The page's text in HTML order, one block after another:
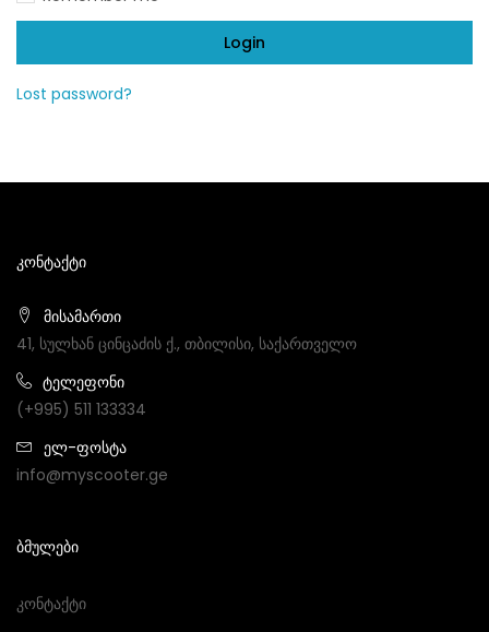
Login
Lost password?
ᲙᲝᲜᲢᲐᲥᲢᲘ
მისამართი
41, სულხან ცინცაძის ქ., თბილისი, საქართველო
ტელეფონი
(+995) 511 133334
ელ-ფოსტა
info@myscooter.ge
ᲑᲛᲣᲚᲔᲑᲘ
Კონტაქტი